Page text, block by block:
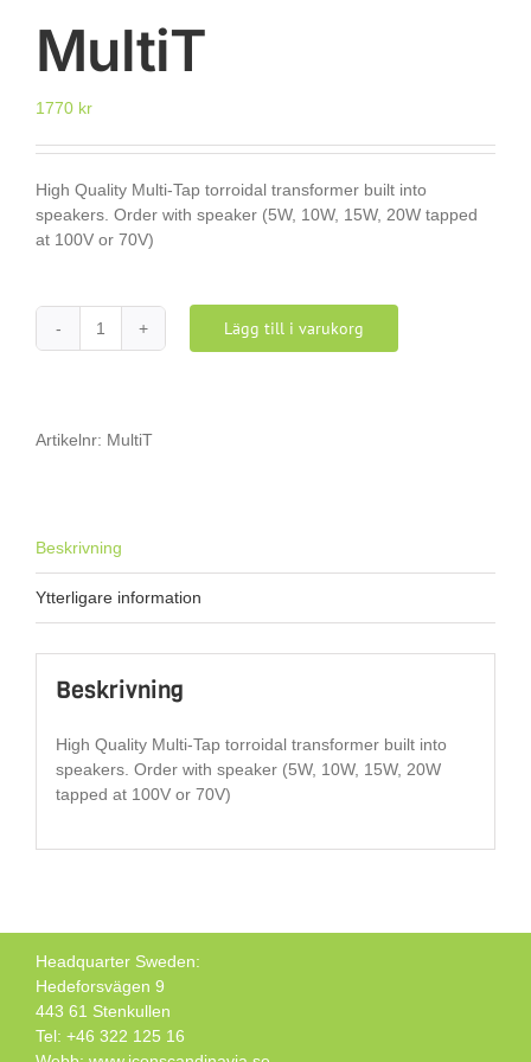
MultiT
1770 kr
High Quality Multi-Tap torroidal transformer built into
speakers. Order with speaker (5W, 10W, 15W, 20W tapped
at 100V or 70V)
MultiT
Lägg till i varukorg
Artikelnr: MultiT
Beskrivning
Ytterligare information
Beskrivning
High Quality Multi-Tap torroidal transformer built into
speakers. Order with speaker (5W, 10W, 15W, 20W
tapped at 100V or 70V)
Headquarter Sweden:
Hedeforsvägen 9
443 61 Stenkullen
Tel: +46 322 125 16